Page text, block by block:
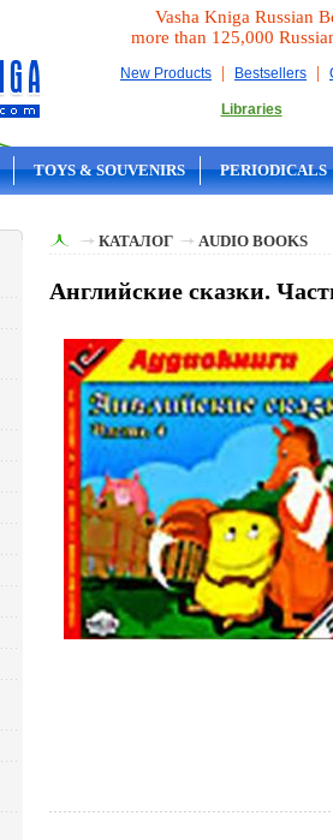
Vasha Kniga Russian
more than 125,000
New Products | Bestsellers |
Libraries
TOYS & SOUVENIRS PERIODICALS
КАТАЛОГ AUDIO BOOKS
Английские сказки.